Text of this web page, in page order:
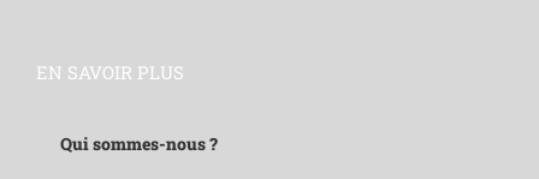
EN SAVOIR PLUS
Qui sommes-nous ?